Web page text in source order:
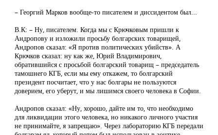
– Георгий Марков вообще-то писателем и диссидентом был...
В.К: – Ну, писателем. Когда мы с Крючковым пришли к
Андропову и изложили просьбу болгарских товарищей,
Андропов сказал: «Я против политических убийств». А
Крючков сказал: ну как же, Юрий Владимирович,
обратившийся с просьбой болгарский товарищ – председатель
тамошнего КГБ, если мы ему откажем, то болгарский
президент посчитает, что у нас болгары не пользуются
доверием, его уберут, и мы лишимся своего человека в Софии.
Андропов сказал: «Ну, хорошо, дайте им то, что необходимо
для ликвидации этого человека, но никакого личного участия
не принимайте, я запрещаю». Через лабораторию КГБ передали